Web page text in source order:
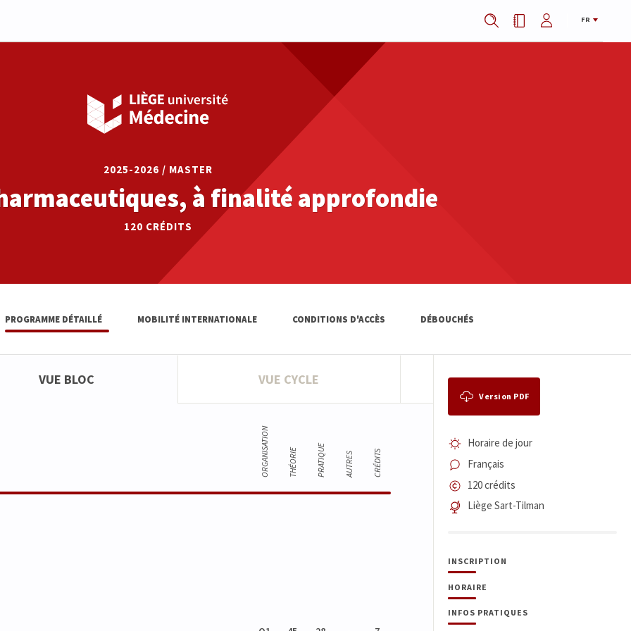
FR
2025-2026 / MASTER
à finalité approfondie
120 CRÉDITS
PROGRAMME DÉTAILLÉ MOBILITÉ INTERNATIONALE CONDITIONS D'ACCÈS DÉBOUCHÉS
Version PDF
Horaire de jour
Français
120 crédits
Liège Sart-Tilman
INSCRIPTION
HORAIRE
INFOS PRATIQUES
VUE BLOC VUE CYCLE
ORGANISATION THÉORIE PRATIQUE AUTRES CRÉDITS